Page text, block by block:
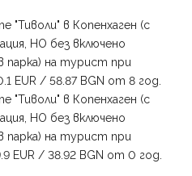
"Тиволи" в Копенхаген (с
НО без включено
парка) на турист при
EUR / 58.87 BGN от 8 год.
"Тиволи" в Копенхаген (с
НО без включено
парка) на турист при
EUR / 38.92 BGN от 0 год.